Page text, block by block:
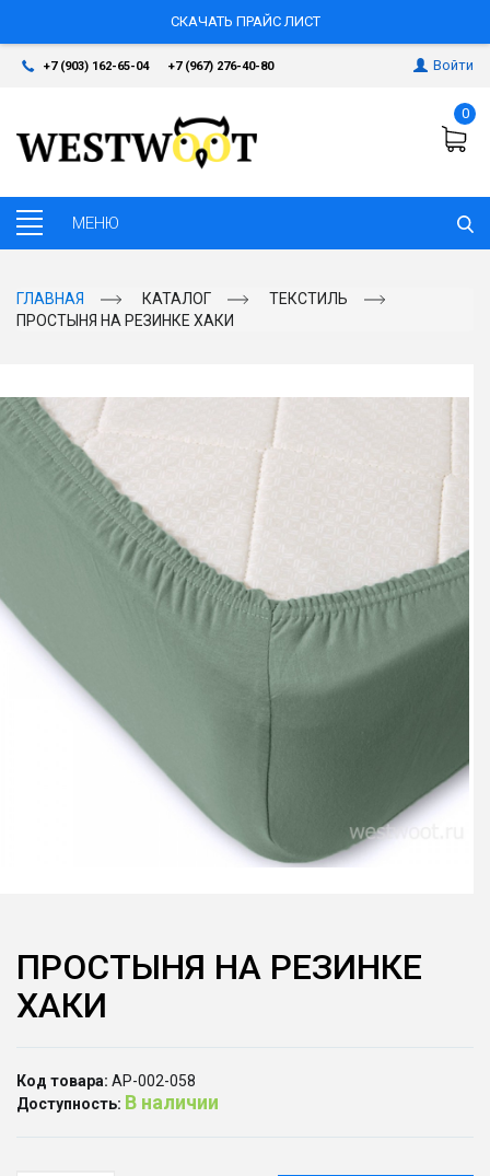
СКАЧАТЬ ПРАЙС ЛИСТ
+7 (903) 162-65-04 +7 (967) 276-40-80 Войти
0
ГЛАВНАЯ КАТАЛОГ
ТЕКСТИЛЬ
ПРОСТЫНЯ НА РЕЗИНКЕ ХАКИ
ПРОСТЫНЯ НА РЕЗИНКЕ
ХАКИ
Код товара: АР-002-058
Доступность: В наличии